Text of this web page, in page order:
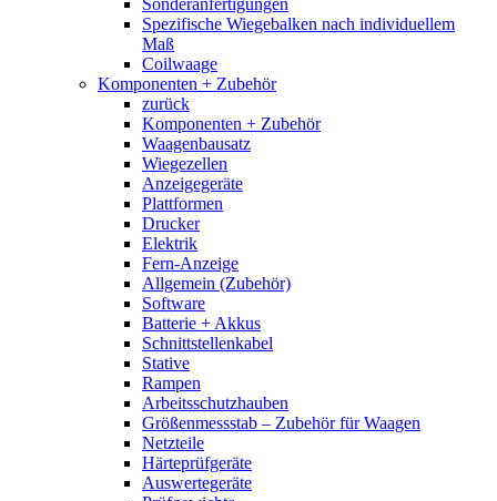
Sonderanfertigungen
Spezifische Wiegebalken nach individuellem
Maß
Coilwaage
Komponenten + Zubehör
zurück
Komponenten + Zubehör
Waagenbausatz
Wiegezellen
Anzeigegeräte
Plattformen
Drucker
Elektrik
Fern-Anzeige
Allgemein (Zubehör)
Software
Batterie + Akkus
Schnittstellenkabel
Stative
Rampen
Arbeitsschutzhauben
Größenmessstab – Zubehör für Waagen
Netzteile
Härteprüfgeräte
Auswertegeräte